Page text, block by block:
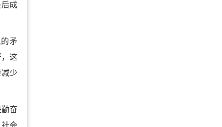
成
矛
这
少
奋
会